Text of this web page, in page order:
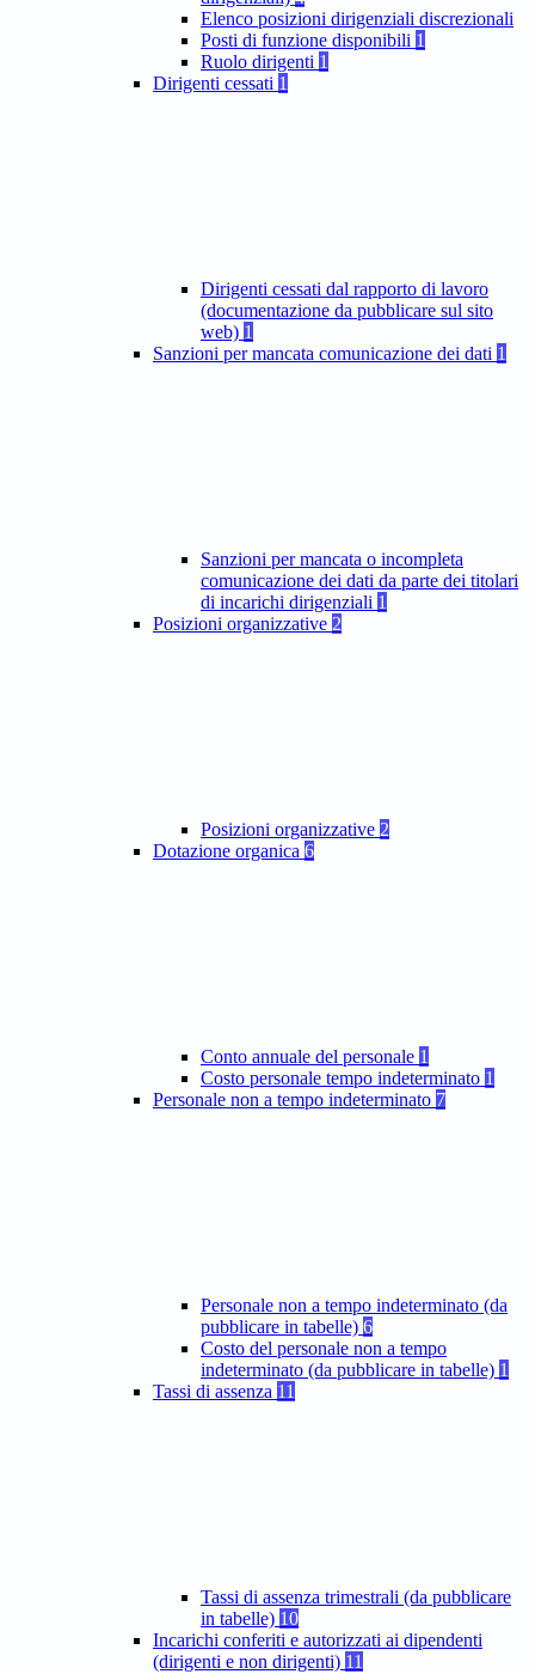
Elenco posizioni dirigenziali discrezionali
Posti di funzione disponibili 1
Ruolo dirigenti 1
Dirigenti cessati 1
Dirigenti cessati dal rapporto di lavoro
(documentazione da pubblicare sul sito
web) 1
Sanzioni per mancata comunicazione dei dati 1
Sanzioni per mancata o incompleta
comunicazione dei dati da parte dei titolari
di incarichi dirigenziali 1
Posizioni organizzative 2
Posizioni organizzative 2
Dotazione organica 6
Conto annuale del personale 1
Costo personale tempo indeterminato 1
Personale non a tempo indeterminato 7
Personale non a tempo indeterminato (da
pubblicare in tabelle) 6
Costo del personale non a tempo
indeterminato (da pubblicare in tabelle) 1
Tassi di assenza 11
Tassi di assenza trimestrali (da pubblicare
in tabelle) 10
Incarichi conferiti e autorizzati ai dipendenti
(dirigenti e non dirigenti) 11